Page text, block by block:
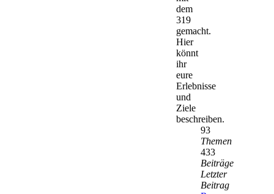
dem
319
gemacht.
Hier
könnt
ihr
eure
Erlebnisse
und
Ziele
beschreiben.
93
Themen
433
Beiträge
Letzter
Beitrag